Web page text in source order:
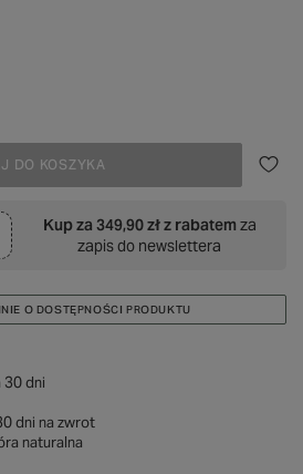
DO KOSZYKA
Kup za 349,90 złz rabatem za
zapis do newslettera
O DOSTĘPNOŚCI PRODUKTU
30 dni
dni na zwrot
naturalna